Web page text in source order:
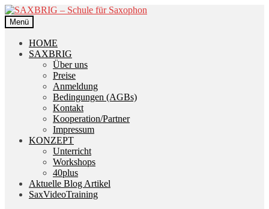
Zur
Navigation
springen
Zum
Inhalt
springen
Menü
HOME
SAXBRIG
Über uns
Preise
Anmeldung
Bedingungen (AGBs)
Kontakt
Kooperation/Partner
Impressum
KONZEPT
Unterricht
Workshops
40plus
Aktuelle Blog Artikel
SaxVideoTraining